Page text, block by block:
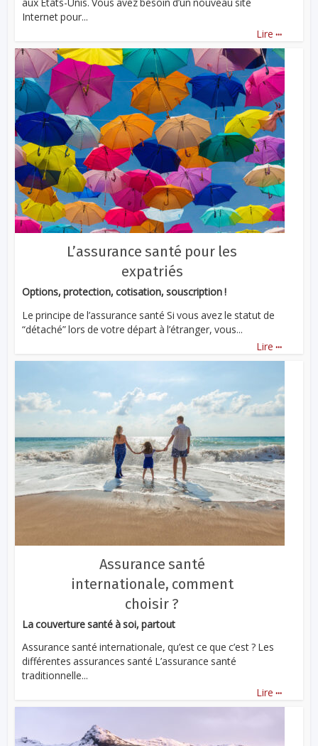
Internet pour...
Lire ...
L’assurance santé pour les
expatriés
Options, protection, cotisation, souscription !
Le principe de l’assurance santé Si vous avez le statut de
“détaché” lors de votre départ à l’étranger, vous...
Lire ...
Assurance santé
internationale, comment
choisir ?
La couverture santé à soi, partout
Assurance santé internationale, qu’est ce que c’est ? Les
différentes assurances santé L’assurance santé
traditionnelle...
Lire ...